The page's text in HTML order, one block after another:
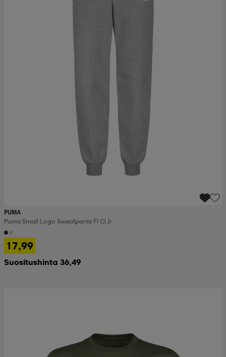
PUMA
Puma Small Logo Sweatpants Fl Cl Jr
17,99
Suositushinta 36,49